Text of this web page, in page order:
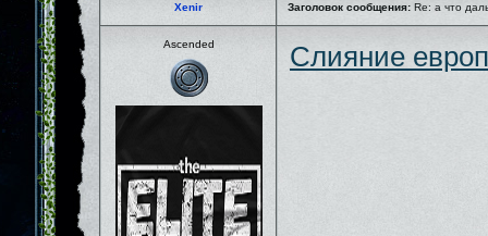
Xenir Заголовок сообщения: Re: а что
Ascended Слияние